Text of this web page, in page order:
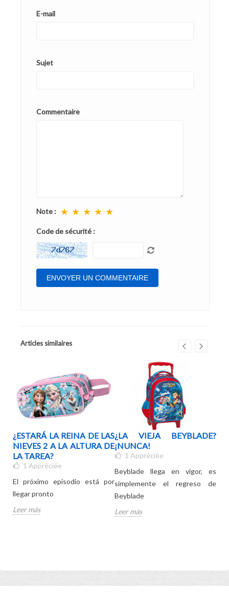
E-mail
Sujet
Commentaire
Note : ★ ★ ★ ★ ★
Code de sécurité :
Articles similaires
¿ESTARÁ LA REINA DE LAS
NIEVES 2 A LA ALTURA DE
LA TAREA?
1 Appréciée
El próximo episodio está por
llegar pronto
Leer más
¿LA VIEJA BEYBLADE?
¡NUNCA!
1 Appréciée
Beyblade llega en vigor, es
simplemente el regreso de
Beyblade
Leer más